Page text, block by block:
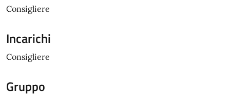
Consigliere
Incarichi
Consigliere
Gruppo